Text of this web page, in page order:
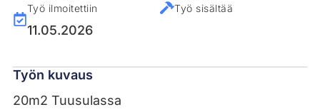
Työ ilmoitettiin
11.05.2026
Työ sisältää
Työn kuvaus
20m2 Tuusulassa